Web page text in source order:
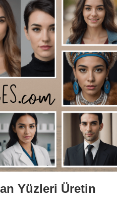
Yüzleri Üretin